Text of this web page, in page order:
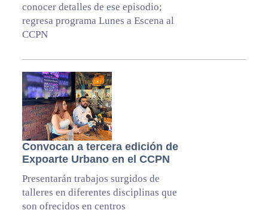
conocer detalles de ese episodio;
regresa programa Lunes a Escena al
CCPN
Convocan a tercera edición de
Expoarte Urbano en el CCPN
Presentarán trabajos surgidos de
talleres en diferentes disciplinas que
son ofrecidos en centros